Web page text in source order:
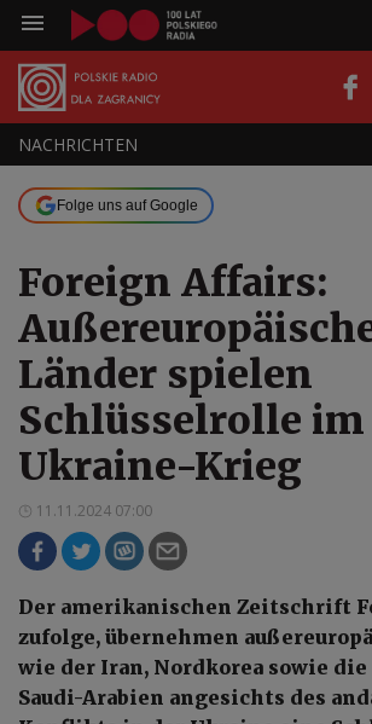
NACHRICHTEN
Folge uns auf Google
Foreign Affairs:
Länder spielen
Schlüsselrolle im
Ukraine-Krieg
11.11.2024 07:00
Der amerikanischen Zeitschrift
zufolge, übernehmen
wie der Iran, Nordkorea sowie
Saudi-Arabien angesichts des